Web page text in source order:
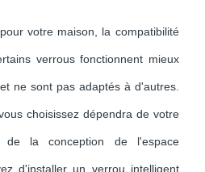
votre maison, la compatibilité
verrous fonctionnent mieux
ne sont pas adaptés à d'autres.
choisissez dépendra de votre
la conception de l'espace
d'installer un verrou intelligent